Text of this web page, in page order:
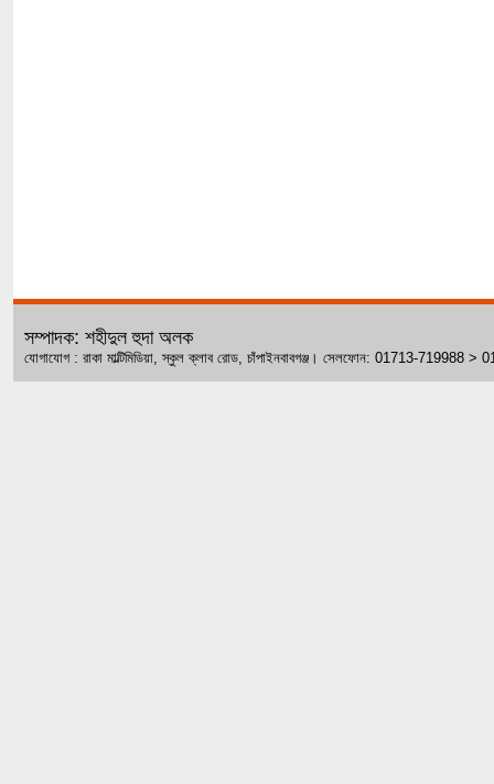
সম্পাদক: শহীদুল হুদা অলক
যোগাযোগ : রাকা মাল্টিমিডিয়া, স্কুল ক্লাব রোড, চাঁপাইনবাবগঞ্জ। সেলফোন: 01713-